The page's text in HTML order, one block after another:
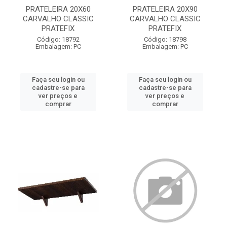
PRATELEIRA 20X60
CARVALHO CLASSIC
PRATEFIX
Código: 18792
Embalagem: PC
Faça seu login ou
cadastre-se para
ver preços e
comprar
PRATELEIRA 20X90
CARVALHO CLASSIC
PRATEFIX
Código: 18798
Embalagem: PC
Faça seu login ou
cadastre-se para
ver preços e
comprar